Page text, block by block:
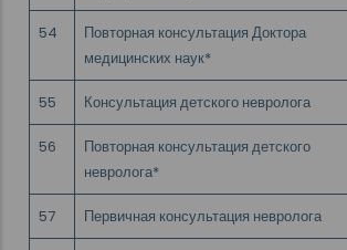
54
Повторная консультация Доктора
медицинских наук*
55 Консультация детского невролога
56
Повторная консультация детского
невролога*
57 Первичная консультация невролога